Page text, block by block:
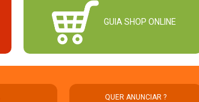
GUIA SHOP ONLINE
QUER ANUNCIAR ?